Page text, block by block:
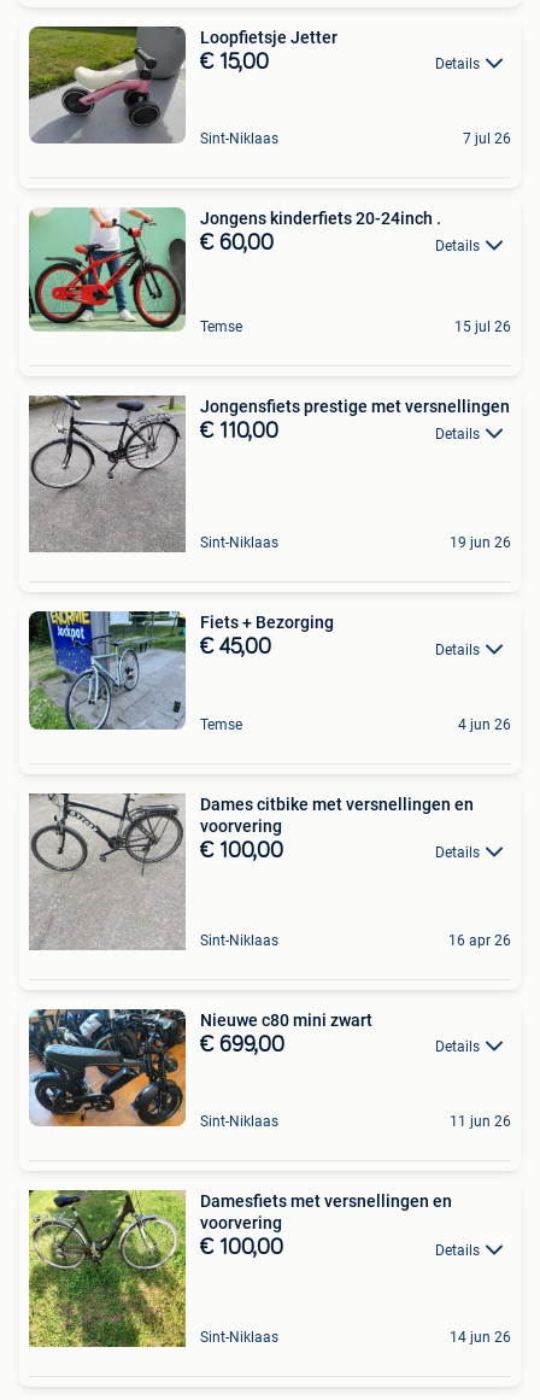
Loopfietsje Jetter
€ 15,00 Details
Sint-Niklaas 7 jul 26
Jongens kinderfiets 20-24inch .
€ 60,00 Details
Temse 15 jul 26
Jongensfiets prestige met versnellingen
€ 110,00 Details
Sint-Niklaas 19 jun 26
Fiets + Bezorging
€ 45,00 Details
Temse 4 jun 26
Dames citbike met versnellingen en
voorvering
€ 100,00 Details
Sint-Niklaas 16 apr 26
Nieuwe c80 mini zwart
€ 699,00 Details
Sint-Niklaas 11 jun 26
Damesfiets met versnellingen en
voorvering
€ 100,00 Details
Sint-Niklaas 14 jun 26